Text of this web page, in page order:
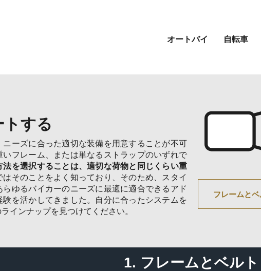
オートバイ 自転車
バッグのご案
する
ーズに合った適切な装備を用意することが不可
フレーム、または単なるストラップのいずれで
法を選択することは、適切な荷物と同じくらい重
そのことをよく知っており、そのため、スタイ
ゆるバイカーのニーズに最適に適合できるアド
を活かしてきました。自分に合ったシステムを
インナップを見つけてください。
フレームとベ
1. フレームとベルト